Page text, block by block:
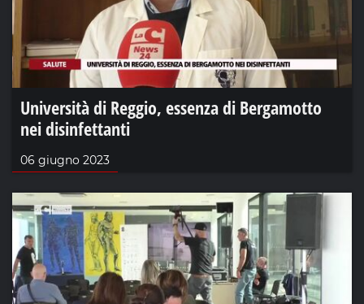
Università di Reggio, essenza di Bergamotto
nei disinfettanti
06 giugno 2023